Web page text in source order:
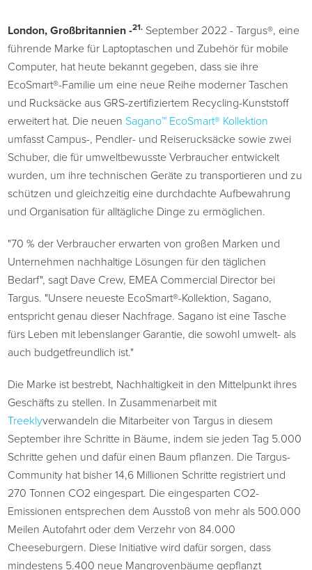
London, Großbritannien -21. September 2022 - Targus®, eine
führende Marke für Laptoptaschen und Zubehör für mobile
Computer, hat heute bekannt gegeben, dass sie ihre
EcoSmart®-Familie um eine neue Reihe moderner Taschen
und Rucksäcke aus GRS-zertifiziertem Recycling-Kunststoff
erweitert hat. Die neuen Sagano™ EcoSmart® Kollektion
umfasst Campus-, Pendler- und Reiserucksäcke sowie zwei
Schuber, die für umweltbewusste Verbraucher entwickelt
wurden, um ihre technischen Geräte zu transportieren und zu
schützen und gleichzeitig eine durchdachte Aufbewahrung
und Organisation für alltägliche Dinge zu ermöglichen.
"70 % der Verbraucher erwarten von großen Marken und
Unternehmen nachhaltige Lösungen für den täglichen
Bedarf", sagt Dave Crew, EMEA Commercial Director bei
Targus. "Unsere neueste EcoSmart®-Kollektion, Sagano,
entspricht genau dieser Nachfrage. Sagano ist eine Tasche
fürs Leben mit lebenslanger Garantie, die sowohl umwelt- als
auch budgetfreundlich ist."
Die Marke ist bestrebt, Nachhaltigkeit in den Mittelpunkt ihres
Geschäfts zu stellen. In Zusammenarbeit mit
Treeklyverwandeln dieMitarbeiter von Targus in diesem
September ihre Schritte in Bäume, indem sie jeden Tag 5.000
Schritte gehen und dafür einen Baum pflanzen. Die Targus-
Community hat bisher 14,6 Millionen Schritte registriert und
270 Tonnen CO2 eingespart. Die eingesparten CO2-
Emissionen entsprechen dem Ausstoß von mehr als 500.000
Meilen Autofahrt oder dem Verzehr von 84.000
Cheeseburgern. Diese Initiative wird dafür sorgen, dass
mindestens 5.400 neue Mangrovenbäume gepflanzt